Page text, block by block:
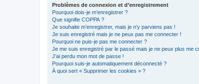
Problèmes de connexion et d’enregistrement
Pourquoi dois-je m’enregistrer ?
Que signifie COPPA ?
Je souhaite m’enregistrer, mais je n’y parviens pas !
Je suis enregistré mais je ne peux pas me connecter !
Pourquoi ne puis-je pas me connecter ?
Je me suis enregistré par le passé mais je ne peux plus me
J’ai perdu mon mot de passe !
Pourquoi suis-je automatiquement déconnecté ?
À quoi sert « Supprimer les cookies » ?